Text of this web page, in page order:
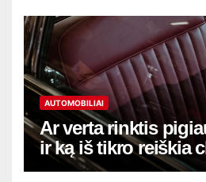
AUTOMOBILIAI
Ar verta rinktis
ir ką iš tikro reiškia
salono valymo